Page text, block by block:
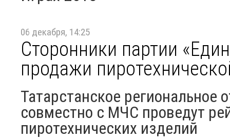
06 декабря, 14:25
Сторонники партии
продажи
Татарстанское региональное
совместно с МЧС проведут
пиротехнических изделий